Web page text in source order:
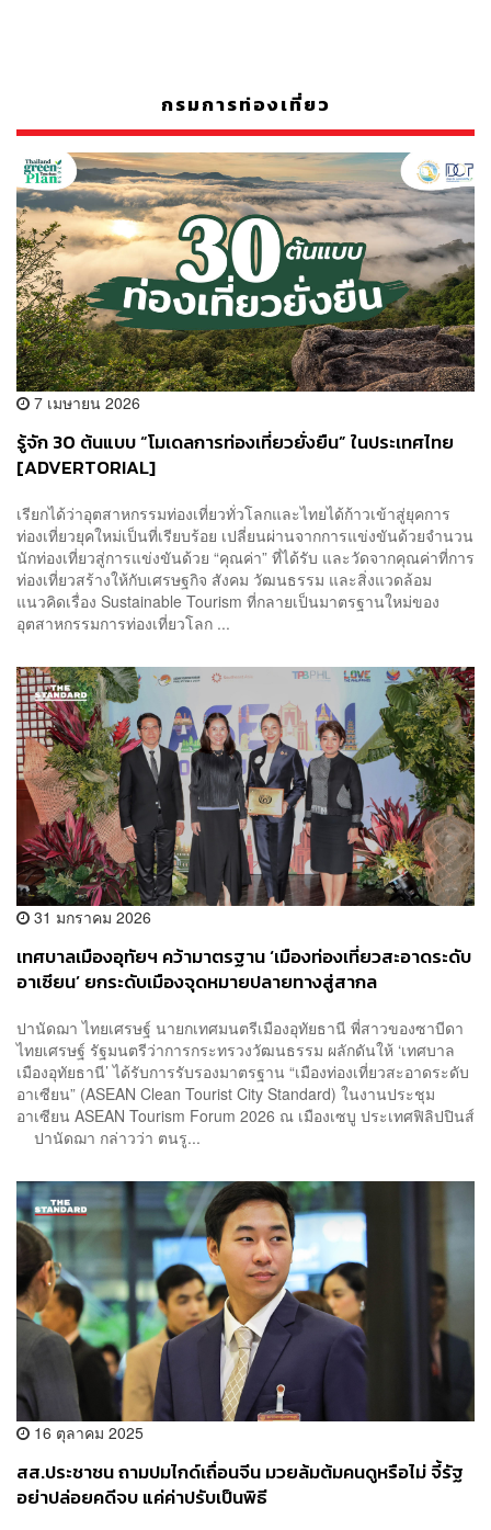
กรมการท่องเที่ยว
7 เมษายน 2026
รู้จัก 30 ต้นแบบ “โมเดลการท่องเที่ยวยั่งยืน” ในประเทศไทย
[ADVERTORIAL]
เรียกได้ว่าอุตสาหกรรมท่องเที่ยวทั่วโลกและไทยได้ก้าวเข้าสู่ยุคการ
ท่องเที่ยวยุคใหม่เป็นที่เรียบร้อย เปลี่ยนผ่านจากการแข่งขันด้วยจำนวน
นักท่องเที่ยวสู่การแข่งขันด้วย “คุณค่า” ที่ได้รับ และวัดจากคุณค่าที่การ
ท่องเที่ยวสร้างให้กับเศรษฐกิจ สังคม วัฒนธรรม และสิ่งแวดล้อม
แนวคิดเรื่อง Sustainable Tourism ที่กลายเป็นมาตรฐานใหม่ของ
อุตสาหกรรมการท่องเที่ยวโลก ...
31 มกราคม 2026
เทศบาลเมืองอุทัยฯ คว้ามาตรฐาน ‘เมืองท่องเที่ยวสะอาดระดับ
อาเซียน’ ยกระดับเมืองจุดหมายปลายทางสู่สากล
ปานัดฌา ไทยเศรษฐ์ นายกเทศมนตรีเมืองอุทัยธานี พี่สาวของซาบีดา
ไทยเศรษฐ์ รัฐมนตรีว่าการกระทรวงวัฒนธรรม ผลักดันให้ ‘เทศบาล
เมืองอุทัยธานี’ ได้รับการรับรองมาตรฐาน “เมืองท่องเที่ยวสะอาดระดับ
อาเซียน” (ASEAN Clean Tourist City Standard) ในงานประชุม
อาเซียน ASEAN Tourism Forum 2026 ณ เมืองเซบู ประเทศฟิลิปปินส์
ปานัดฌา กล่าวว่า ตนรู...
16 ตุลาคม 2025
สส.ประชาชน ถามปมไกด์เถื่อนจีน มวยล้มต้มคนดูหรือไม่ จี้รัฐ
อย่าปล่อยคดีจบ แค่ค่าปรับเป็นพิธี